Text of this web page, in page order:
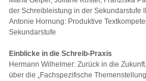
der Schreibleistung in der Sekundarstufe II
Antonie Hornung: Produktive
Sekundarstufe
Einblicke in die Schreib-Praxis
Hermann Wilhelmer: Zurück in die
über die „Fachspezifische